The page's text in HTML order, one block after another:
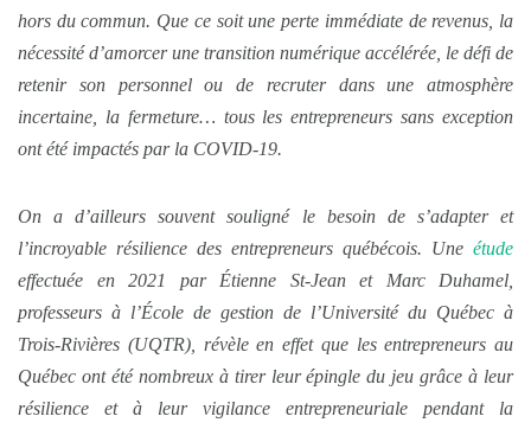
hors du commun. Que ce soit une perte immédiate de revenus, la
nécessité d’amorcer une transition numérique accélérée, le défi de
retenir son personnel ou de recruter dans une atmosphère
incertaine, la fermeture… tous les entrepreneurs sans exception
ont été impactés par la COVID-19.
On a d’ailleurs souvent souligné le besoin de s’adapter et
l’incroyable résilience des entrepreneurs québécois. Une étude
effectuée en 2021 par Étienne St-Jean et Marc Duhamel,
professeurs à l’École de gestion de l’Université du Québec à
Trois-Rivières (UQTR), révèle en effet que les entrepreneurs au
Québec ont été nombreux à tirer leur épingle du jeu grâce à leur
résilience et à leur vigilance entrepreneuriale pendant la